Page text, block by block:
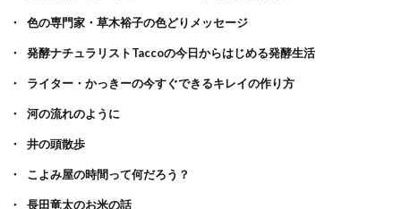
色の専門家・草木裕子の色どりメッセージ
発酵ナチュラリストTaccoの今日からはじめる発酵生活
ライター・かっきーの今すぐできるキレイの作り方
河の流れのように
井の頭散歩
こよみ屋の時間って何だろう？
長田竜太のお米の話